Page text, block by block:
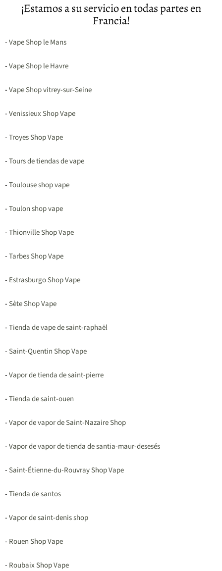
¡Estamos a su servicio en todas partes en
Francia!
-Vape Shop le Mans
-Vape Shop le Havre
-Vape Shop vitrey-sur-Seine
-Venissieux Shop Vape
-Troyes Shop Vape
-Tours de tiendas de vape
-Toulouse shop vape
-Toulon shop vape
-Thionville Shop Vape
-Tarbes Shop Vape
- Estrasburgo Shop Vape
-Sète Shop Vape
-Tienda de vape de saint-raphaël
-Saint-Quentin Shop Vape
-Vapor de tienda de saint-pierre
-Tienda de saint-ouen
-Vapor de vapor de Saint-Nazaire Shop
-Vapor de vapor de tienda de santia-maur-desesés
-Saint-Étienne-du-Rouvray Shop Vape
-Tienda de santos
-Vapor de saint-denis shop
- Rouen Shop Vape
- Roubaix Shop Vape